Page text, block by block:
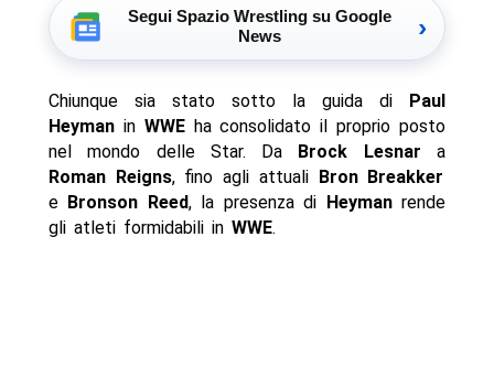
Segui Spazio Wrestling su Google
News
›
Chiunque sia stato sotto la guida di
Paul
Heymanin WWEha consolidato il proprio posto
nel mondo delle Star. Da
Brock Lesnar a
Roman Reigns, fino agli attuali
Bron Breakker
e Bronson Reed, la presenza di Heymanrende
gli atleti formidabili in WWE.